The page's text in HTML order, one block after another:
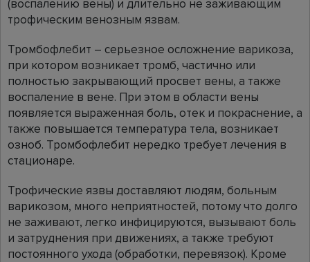
(воспалению вены) и длительно не заживающим
трофическим венозным язвам.
Тромбофлебит – серьезное осложнение варикоза,
при котором возникает тромб, частично или
полностью закрывающий просвет вены, а также
воспаление в вене. При этом в области вены
появляется выраженная боль, отек и покраснение, а
также повышается температура тела, возникает
озноб. Тромбофлебит нередко требует лечения в
стационаре.
Трофические язвы доставляют людям, больным
варикозом, много неприятностей, потому что долго
не заживают, легко инфицируются, вызывают боль
и затруднения при движениях, а также требуют
постоянного ухода (обработки, перевязок). Кроме